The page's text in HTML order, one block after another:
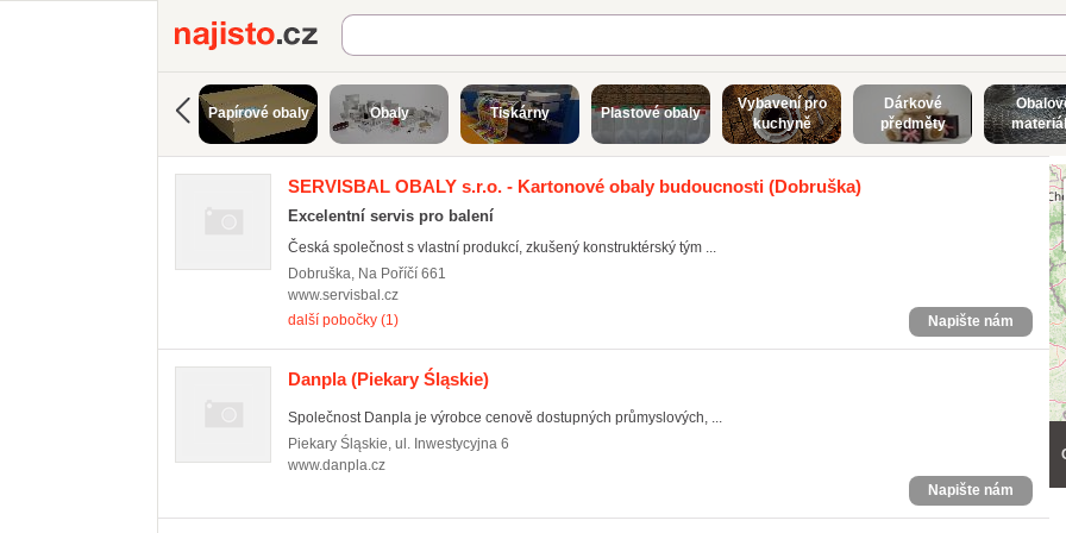
Najisto.cz
Papírové obaly Obaly Tiskárny Plastové obaly
Vybavení pro
kuchyně
Dárkové
předměty
SERVISBAL OBALY s.r.o. - Kartonové obaly budoucnosti (Dobruška)
Excelentní servis pro balení
Česká společnost s vlastní produkcí, zkušený konstruktérský tým ...
Dobruška, Na Poříčí 661
www.servisbal.cz
další pobočky (1)
Napište nám
Danpla(Piekary Śląskie)
Společnost Danpla je výrobce cenově dostupných průmyslových, ...
Piekary Śląskie, ul. Inwestycyjna 6
www.danpla.cz
Napište nám